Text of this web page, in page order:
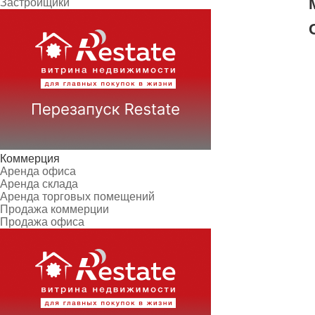
Застройщики
Коммерция
Аренда офиса
Аренда склада
Аренда торговых помещений
Продажа коммерции
Продажа офиса